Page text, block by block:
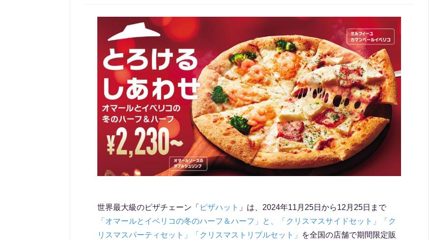
世界最大級のピザチェーン「 ピザハット 」は、2024年11月25日から12月25日まで
「オマールとイベリコの冬のハーフ＆ハーフ」と、「クリスマスサイドセット」「ク
リスマスパーティセット」「クリスマストリプルセット」
を全国の店舗で期間限定販